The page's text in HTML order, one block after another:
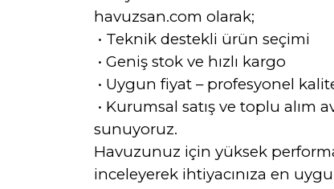
havuzsan.com olarak;
• Teknik destekli ürün seçimi
• Geniş stok ve hızlı kargo
• Uygun fiyat – profesyonel
• Kurumsal satış ve toplu alım
sunuyoruz.
Havuzunuz için yüksek
inceleyerek ihtiyacınıza en